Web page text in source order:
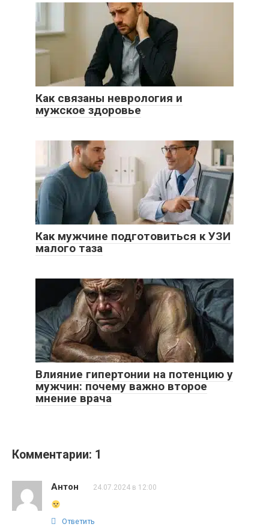
Как связаны неврология и
мужское здоровье
Как мужчине подготовиться к УЗИ
малого таза
Влияние гипертонии на потенцию у
мужчин: почему важно второе
мнение врача
Комментарии: 1
Антон 24.07.2024 в 12:00
Ответить